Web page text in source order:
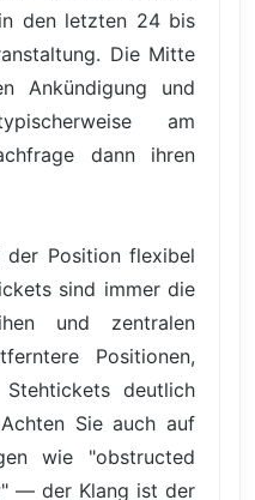
den letzten 24 bis
Die Mitte
Ankündigung und
am
dann ihren
Position flexibel
sind immer die
und zentralen
Positionen,
deutlich
Sie auch auf
wie "obstructed
— der Klang ist der